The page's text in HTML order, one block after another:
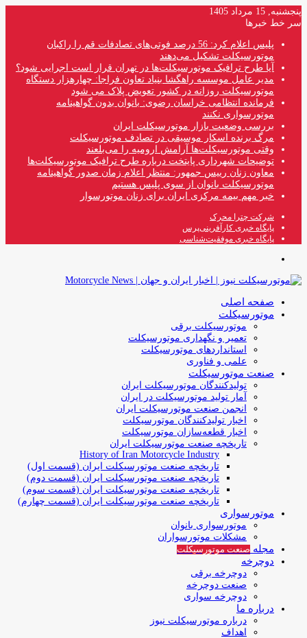
پنجشنبه, 15 مرداد 1405
سر خط خبرها
پلیس اعلام کرد: 56 درصد فوتی‌های تصادفات قم را راکبان
موتورسیکلت تشکیل می‌دهند
آیا طرح ترافیک موتورسیکلت‌ها در تهران قرار است اجرایی شود؟
مدیر عامل موسسه راهگشا بنیاد تعاون فراجا: چهارهزار دستگاه
موتورسیکلت روزانه در کشور تعویض پلاک می شود
فرمانده انتظامی خراسان رضوی: بانوان بدون گواهینامه
موتورسواری نکنند
بررسی وضعیت بازار موتورسیکلت ایران
مرگ برنده اسکار موسیقی در تصادف موتورسیکلت
وقتی موتورسیکلت‌ها آرامش ارومیه را می‌بلعند
توضیحات شهرداری پایتخت درباره طرح ترافیک موتورسیکلت‌ها
معاون زنان رییس جمهور: منتظر اعلام زمان صدور گواهینامه
موتورسیکلت بانوان از سوی پلیس هستیم
خبر مهم بیمه مرکزی ایران برای زنان موتورسوار
شرکت چترا محرک
پایگاه خبری کارآفرینی‌پرس
پایگاه خبری موفقیت‌شناسی
صفحه اصلی
موتورسیکلت
موتورسیکلت برقی
تعمیر و نگهداری موتورسیکلت
استانداردهای موتورسیکلت
علمی و فناوری
صنعت موتورسیکلت
تولیدکنندگان موتورسیکلت ایران
آمار تولید موتورسیکلت در ایران
انجمن صنعت موتورسیکلت ایران
اخبار تولیدکنندگان موتورسیکلت
اخبار قطعه‌سازان موتورسیکلت
تاریخچه صنعت موتورسیکلت ایران
History of Iran Motorcycle Industry
تاریخچه صنعت موتورسیکلت ایران (قسمت اول)
تاریخچه صنعت موتورسیکلت ایران (قسمت دوم)
تاریخچه صنعت موتورسیکلت ایران (قسمت سوم)
تاریخچه صنعت موتورسیکلت ایران (قسمت چهارم)
موتورسواری
موتورسواری بانوان
مشکلات موتورسواران
مجله صنعت موتورسیکلت
دوچرخه
دوچرخه برقی
صنعت دوچرخه
دوچرخه سواری
درباره ما
درباره موتورسیکلت نیوز
اهداف